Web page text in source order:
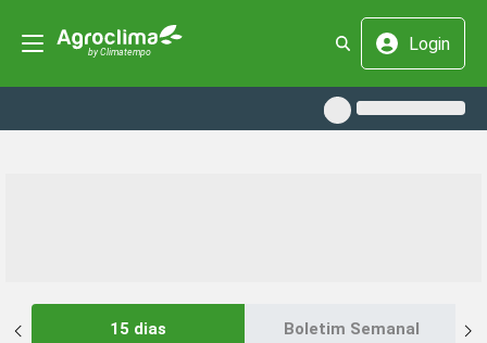
Login
15 dias Boletim Semanal